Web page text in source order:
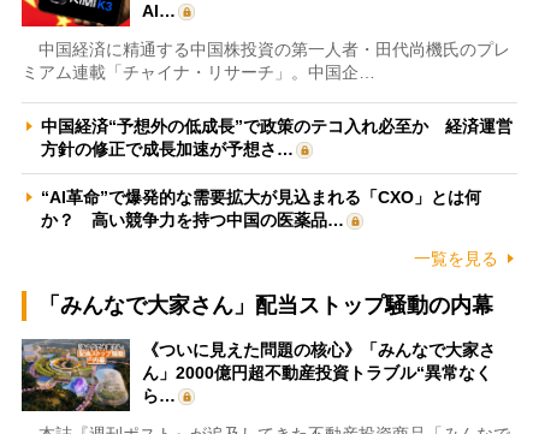
AI…
中国経済に精通する中国株投資の第一人者・田代尚機氏のプレ
ミアム連載「チャイナ・リサーチ」。中国企…
中国経済“予想外の低成長”で政策のテコ入れ必至か 経済運営
方針の修正で成長加速が予想さ…
“AI革命”で爆発的な需要拡大が見込まれる「CXO」とは何
か？ 高い競争力を持つ中国の医薬品…
一覧を見る
「みんなで大家さん」配当ストップ騒動の内幕
《ついに見えた問題の核心》「みんなで大家さ
ん」2000億円超不動産投資トラブル“異常なく
ら…